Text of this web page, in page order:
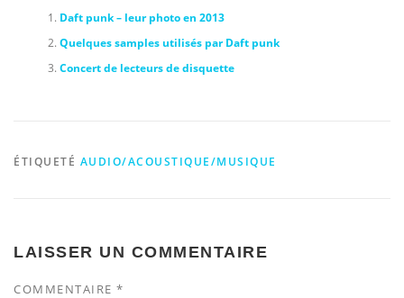
Daft punk – leur photo en 2013
Quelques samples utilisés par Daft punk
Concert de lecteurs de disquette
ÉTIQUETÉ AUDIO/ACOUSTIQUE/MUSIQUE
LAISSER UN COMMENTAIRE
COMMENTAIRE *